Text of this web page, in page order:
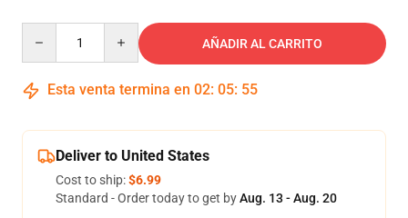
AÑADIR AL CARRITO
Esta venta termina en 02: 05: 54
Deliver to United States
Cost to ship:$6.99
Standard - Order today to get byAug. 13 - Aug. 20